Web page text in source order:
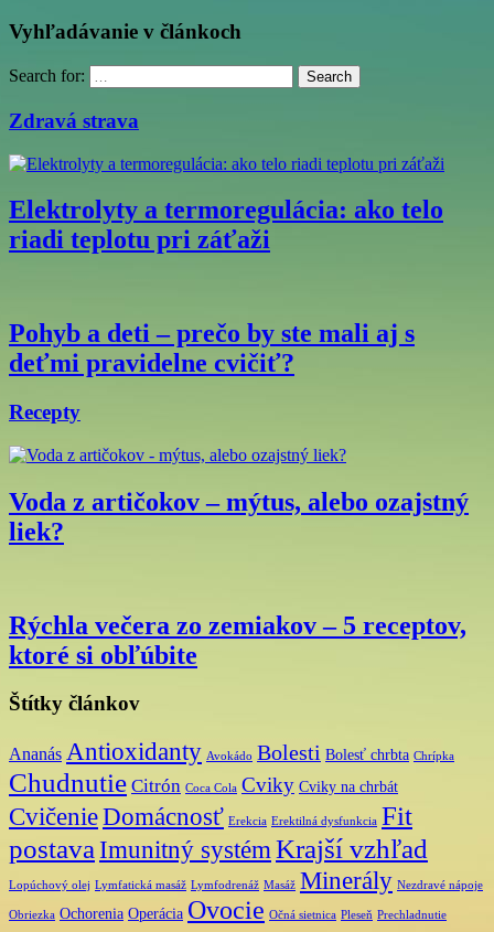
Vyhľadávanie v článkoch
Search for: Search
Zdravá strava
Elektrolyty a termoregulácia: ako telo
riadi teplotu pri záťaži
Pohyb a deti – prečo by ste mali aj s
deťmi pravidelne cvičiť?
Recepty
Voda z artičokov – mýtus, alebo ozajstný
liek?
Rýchla večera zo zemiakov – 5 receptov,
ktoré si obľúbite
Štítky článkov
Ananás Antioxidanty Avokádo Bolesti Bolesť chrbta Chrípka
Chudnutie Citrón Coca Cola Cviky Cviky na chrbát
CvičenieDomácnosť Erekcia Erektilná dysfunkcia Fit
postavaImunitný systémKrajší vzhľad
Lopúchový olej Lymfatická masáž Lymfodrenáž Masáž Minerály Nezdravé nápoje
Obriezka Ochorenia Operácia Ovocie Očná sietnica Pleseň Prechladnutie